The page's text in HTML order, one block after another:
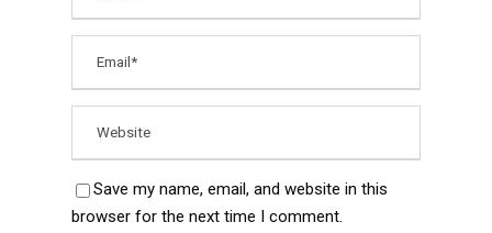
Save my name, email, and website in this
browser for the next time I comment.